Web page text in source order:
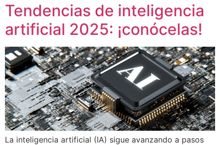
Tendencias de inteligencia
artificial 2025: ¡conócelas!
La inteligencia artificial (IA) sigue avanzando a pasos